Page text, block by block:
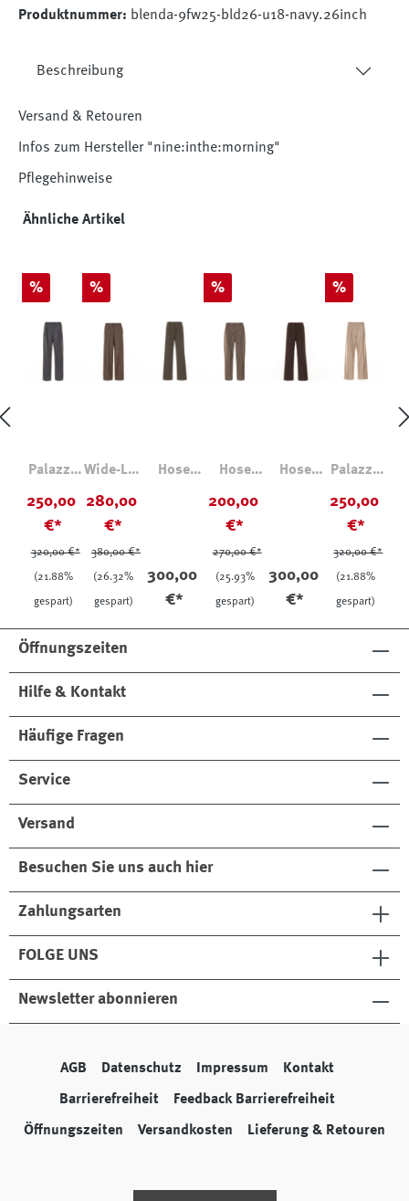
Produktnummer: blenda-9fw25-bld26-u18-navy.26inch
Beschreibung
Versand & Retouren
Infos zum Hersteller "nine:inthe:morning"
Pflegehinweise
Produktgalerie überspringen
Ähnliche Artikel
Rabatt
%
Palazzo
Arthur
250,00
€*
320,00 €*
(21.88%
gespart)
Rabatt
%
Wide-Leg
Astrid
Wolle-
Kaschmir
280,00
€*
380,00 €*
(26.32%
gespart)
Hose
300,00
€*
Rabatt
%
Hose
Hahnentr
itt
Relaxed
200,00
€*
270,00 €*
(25.93%
gespart)
Hose
300,00
€*
Rabatt
%
Palazzo
Arthur
250,00
€*
320,00 €*
(21.88%
gespart)
Öffnungszeiten
Hilfe & Kontakt
Häufige Fragen
Service
Versand
Besuchen Sie uns auch hier
Zahlungsarten
FOLGE UNS
Newsletter abonnieren
AGB Datenschutz Impressum Kontakt
Barrierefreiheit Feedback Barrierefreiheit
Öffnungszeiten Versandkosten Lieferung & Retouren